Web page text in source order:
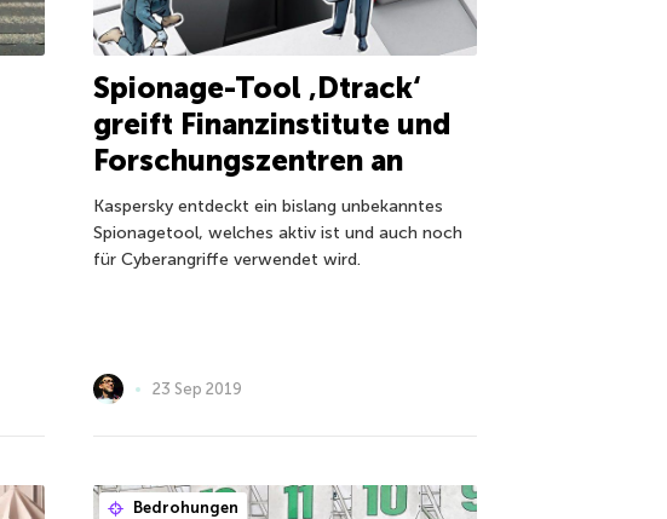
Spionage-Tool ‚Dtrack‘
greift Finanzinstitute und
Forschungszentren an
Kaspersky entdeckt ein bislang unbekanntes
Spionagetool, welches aktiv ist und auch noch
für Cyberangriffe verwendet wird.
23 Sep 2019
Bedrohungen